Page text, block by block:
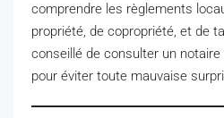
comprendre les règlements
propriété, de copropriété, et de
conseillé de consulter un
pour éviter toute mauvaise